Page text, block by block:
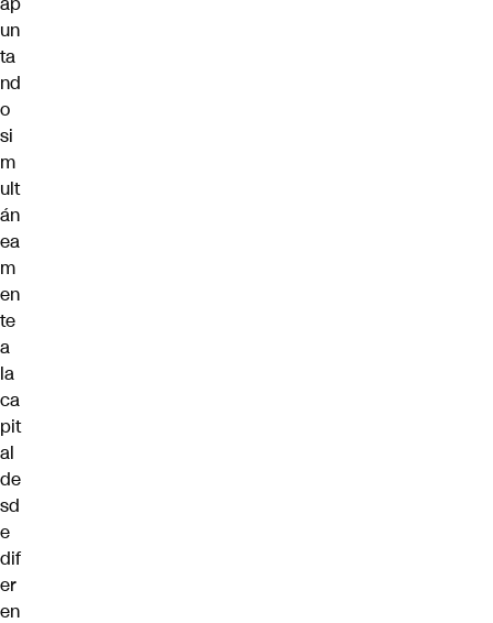
un
ta
nd
o
si
m
ult
án
ea
m
en
te
a
la
ca
pit
al
de
sd
e
dif
er
en